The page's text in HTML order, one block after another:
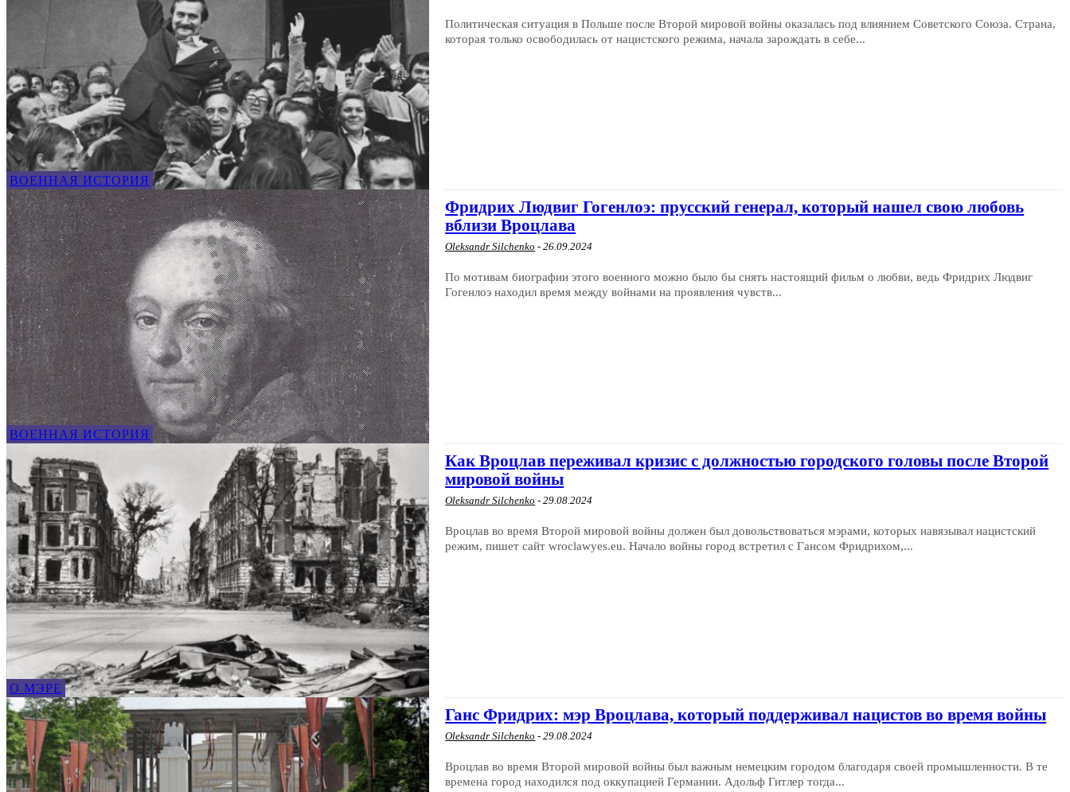
ВОЕННАЯ ИСТОРИЯ
Политическая ситуация в Польше после Второй мировой войны оказалась под влиянием Советского Союза. Страна,
которая только освободилась от нацистского режима, начала зарождать в себе...
ВОЕННАЯ ИСТОРИЯ
Фридрих Людвиг Гогенлоэ: прусский генерал, который нашел свою любовь
вблизи Вроцлава
Oleksandr Silchenko - 26.09.2024
По мотивам биографии этого военного можно было бы снять настоящий фильм о любви, ведь Фридрих Людвиг
Гогенлоэ находил время между войнами на проявления чувств...
О МЭРЕ
Как Вроцлав переживал кризис с должностью городского головы после Второй
мировой войны
Oleksandr Silchenko - 29.08.2024
Вроцлав во время Второй мировой войны должен был довольствоваться мэрами, которых навязывал нацистский
режим, пишет сайт wroclawyes.eu. Начало войны город встретил с Гансом Фридрихом,...
Ганс Фридрих: мэр Вроцлава, который поддерживал нацистов во время войны
Oleksandr Silchenko - 29.08.2024
Вроцлав во время Второй мировой войны был важным немецким городом благодаря своей промышленности. В те
времена город находился под оккупацией Германии. Адольф Гитлер тогда...